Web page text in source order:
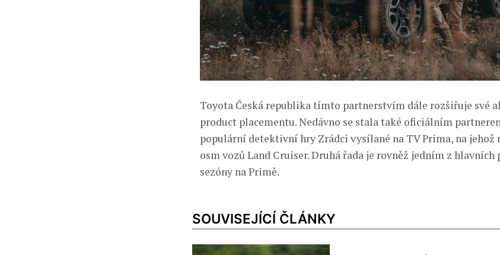
Toyota Česká republika tímto partnerstvím dále rozšiřuje své
product placementu. Nedávno se stala také oficiálním
populární detektivní hry Zrádci vysílané na TV Prima, na jehož
osm vozů Land Cruiser. Druhá řada je rovněž jedním z hlavních
sezóny na Primě.
SOUVISEJÍCÍ ČLÁNKY